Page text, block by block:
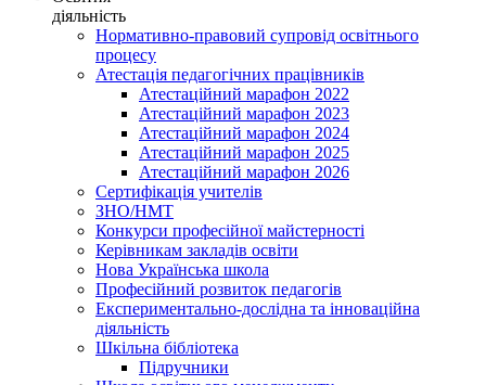
діяльність
Нормативно-правовий супровід освітнього
процесу
Атестація педагогічних працівників
Атестаційний марафон 2022
Атестаційний марафон 2023
Атестаційний марафон 2024
Атестаційний марафон 2025
Атестаційний марафон 2026
Сертифікація учителів
ЗНО/НМТ
Конкурси професійної майстерності
Керівникам закладів освіти
Нова Українська школа
Професійний розвиток педагогів
Експериментально-дослідна та інноваційна
діяльність
Шкільна бібліотека
Підручники